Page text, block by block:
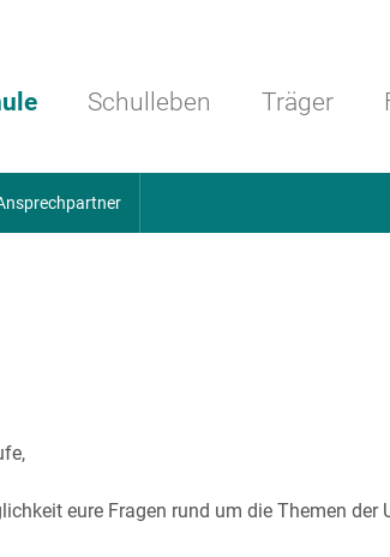
Schulleben Träger
eure Fragen rund um die Themen der